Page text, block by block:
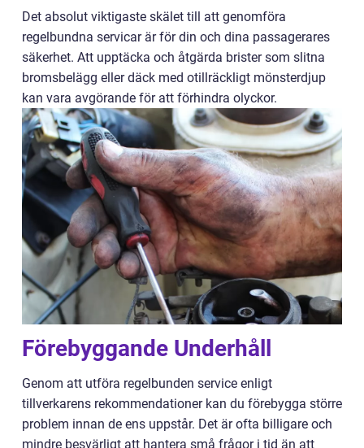
Det absolut viktigaste skälet till att genomföra
regelbundna servicar är för din och dina passagerares
säkerhet. Att upptäcka och åtgärda brister som slitna
bromsbelägg eller däck med otillräckligt mönsterdjup
kan vara avgörande för att förhindra olyckor.
Förebyggande Underhåll
Genom att utföra regelbunden service enligt
tillverkarens rekommendationer kan du förebygga större
problem innan de ens uppstår. Det är ofta billigare och
mindre besvärligt att hantera små frågor i tid än att